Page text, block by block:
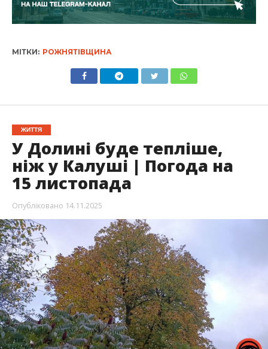
МІТКИ: РОЖНЯТІВЩИНА
ЖИТТЯ
У Долині буде тепліше,
ніж у Калуші | Погода на
15 листопада
Опубліковано 14.11.2025